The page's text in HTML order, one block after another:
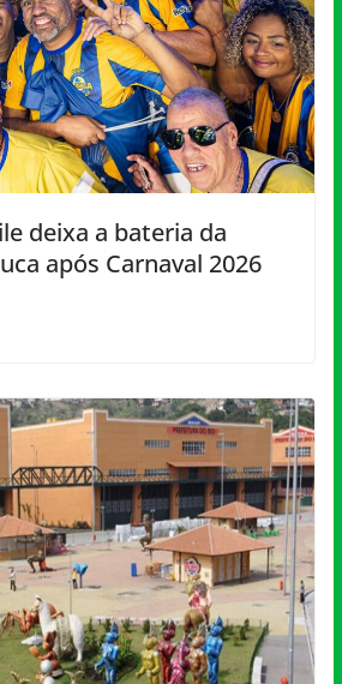
deixa a bateria da
após Carnaval 2026